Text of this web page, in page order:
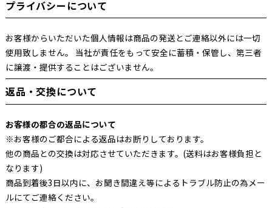
プライバシーについて
お客様からいただいた個人情報は商品の発送とご連絡以外には一切
使用致しません。 当社が責任をもって安全に蓄積・保管し、第三者
に譲渡・提供することはございません。
返品・交換について
お客様の都合の返品について
※お客様のご都合による返品はお断りしております。
他の商品との交換は対応させていただきます。(送料はお客様負担と
なります)
商品到着後3日以内に、お聞き間違え等によるトラブル防止の為メー
ルにてご連絡ください。